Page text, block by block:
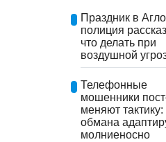
Праздник в
полиция
что делать при
воздушной
Телефонные
мошенники
меняют
обмана
молниеносно